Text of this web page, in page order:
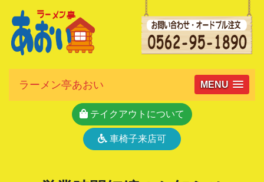
ラーメン亭あおい MENU
テイクアウトについて
車椅子来店可